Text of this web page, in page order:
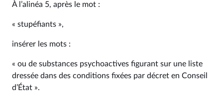
À l’alinéa 5, après le mot :
« stupéfiants »,
insérer les mots :
« ou de substances psychoactives figurant sur une liste
dressée dans des conditions fixées par décret en Conseil
d’État ».